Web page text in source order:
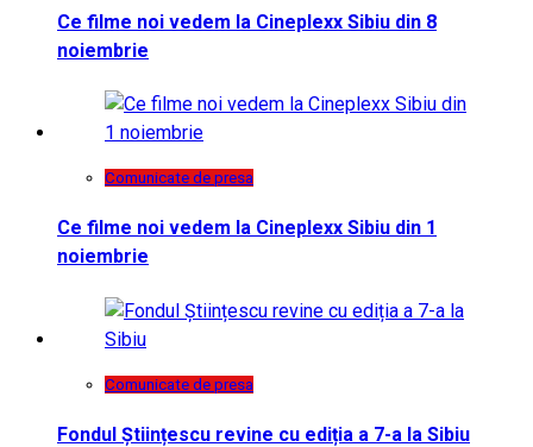
Ce filme noi vedem la Cineplexx Sibiu din 8
noiembrie
Comunicate de presa
Ce filme noi vedem la Cineplexx Sibiu din 1
noiembrie
Comunicate de presa
Fondul Științescu revine cu ediția a 7-a la Sibiu